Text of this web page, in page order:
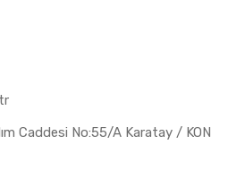
Caddesi No:55/A Karatay / KON